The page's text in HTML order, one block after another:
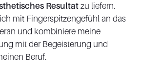
Resultatzu liefern.
mit Fingerspitzengefühl an das
und kombiniere meine
mit der Begeisterung und
Beruf.